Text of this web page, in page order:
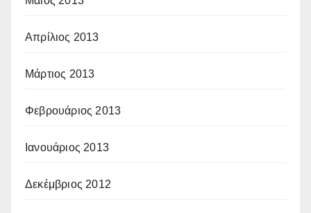
Απρίλιος 2013
Μάρτιος 2013
Φεβρουάριος 2013
Ιανουάριος 2013
Δεκέμβριος 2012